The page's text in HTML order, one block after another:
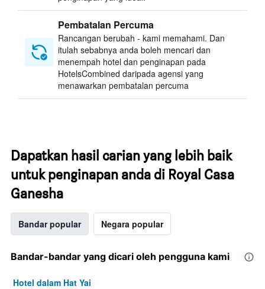
Pembatalan Percuma
Rancangan berubah - kami memahami. Dan
itulah sebabnya anda boleh mencari dan
menempah hotel dan penginapan pada
HotelsCombined daripada agensi yang
menawarkan pembatalan percuma
Dapatkan hasil carian yang lebih baik
untuk penginapan anda di Royal Casa
Ganesha
Bandar popular Negara popular
Bandar-bandar yang dicari oleh pengguna kami
Hotel dalam Hat Yai